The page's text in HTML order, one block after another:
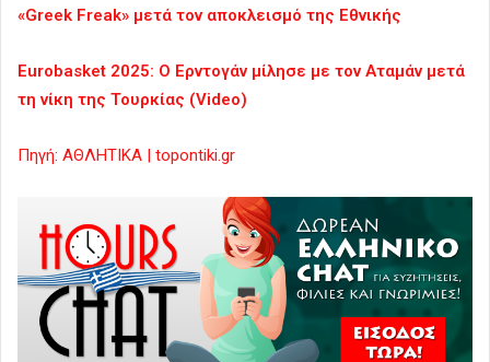
«Greek Freak» μετά τον αποκλεισμό της Εθνικής
Eurobasket 2025: Ο Ερντογάν μίλησε με τον Αταμάν μετά
τη νίκη της Τουρκίας (Video)
Πηγή: ΑΘΛΗΤΙΚΑ | topontiki.gr